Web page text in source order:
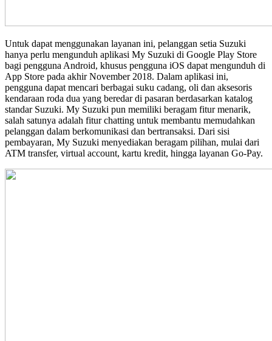
Untuk dapat menggunakan layanan ini, pelanggan setia Suzuki
hanya perlu mengunduh aplikasi My Suzuki di Google Play Store
bagi pengguna Android, khusus pengguna iOS dapat mengunduh di
App Store pada akhir November 2018. Dalam aplikasi ini,
pengguna dapat mencari berbagai suku cadang, oli dan aksesoris
kendaraan roda dua yang beredar di pasaran berdasarkan katalog
standar Suzuki. My Suzuki pun memiliki beragam fitur menarik,
salah satunya adalah fitur chatting untuk membantu memudahkan
pelanggan dalam berkomunikasi dan bertransaksi. Dari sisi
pembayaran, My Suzuki menyediakan beragam pilihan, mulai dari
ATM transfer, virtual account, kartu kredit, hingga layanan Go-Pay.